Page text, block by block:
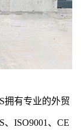
拥有专业的外贸
ISO9001、CE